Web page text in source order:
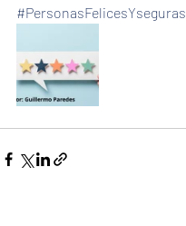
#PersonasFelicesYseguras